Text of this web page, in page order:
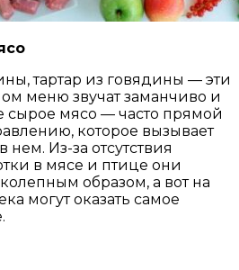
тартар из говядины — эти
меню звучат заманчиво и
сырое мясо — часто прямой
которое вызывает
Из-за отсутствия
в мясе и птице они
образом, а вот на
могут оказать самое